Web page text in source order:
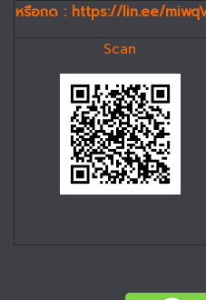
หรือกด : https://lin.ee/
Scan